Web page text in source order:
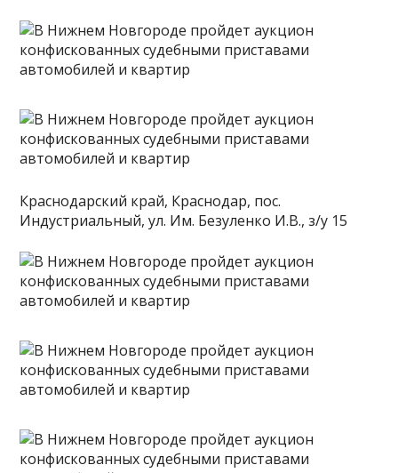
Краснодарский край, Краснодар, пос.
Индустриальный, ул. Им. Безуленко И.В., з/у 15